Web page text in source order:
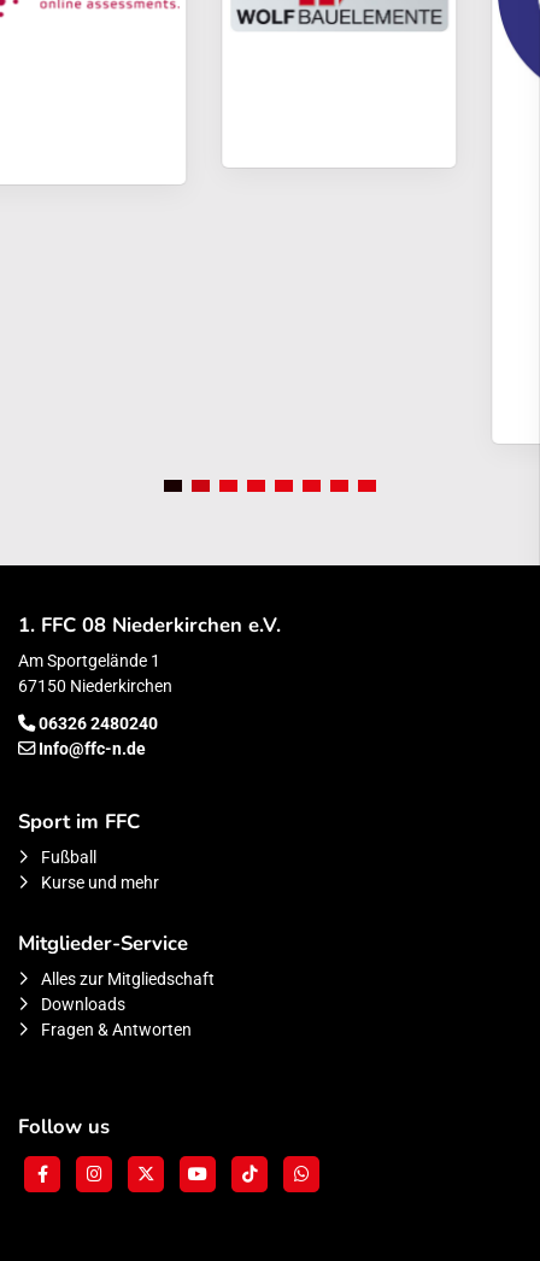
1. FFC 08 Niederkirchen e.V.
Am Sportgelände 1
67150 Niederkirchen
06326 2480240
Info@ffc-n.de
Sport im FFC
Fußball
Kurse und mehr
Mitglieder-Service
Alles zur Mitgliedschaft
Downloads
Fragen & Antworten
Follow us